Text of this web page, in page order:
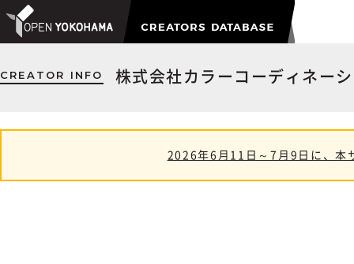
CREATOR INFO 株式会社カラーコーディネー
2026年6月11日～7月9日に、本